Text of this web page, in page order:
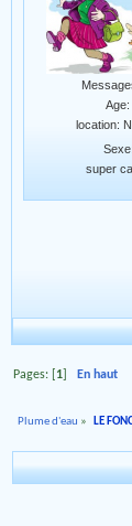
Age:
location:
Sexe:
super
Pages: [ 1
En haut
Plume d'eau » LE